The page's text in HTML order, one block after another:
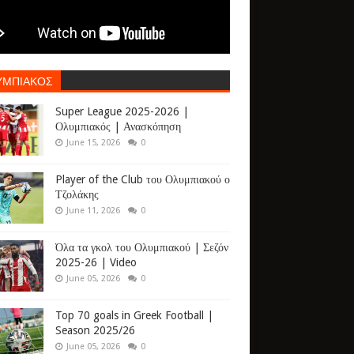
Super League 2025-2026 |
Ολυμπιακός | Ανασκόπηση
June 15, 2026 0
Player of the Club του Ολυμπιακού ο
Τζολάκης
June 11, 2026 0
Όλα τα γκολ του Ολυμπιακού | Σεζόν
2025-26 | Video
June 05, 2026 0
Top 70 goals in Greek Football |
Season 2025/26
June 05, 2026 0